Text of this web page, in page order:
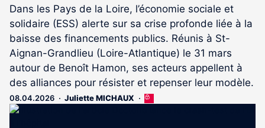
Dans les Pays de la Loire, l’économie sociale et
solidaire (ESS) alerte sur sa crise profonde liée à la
baisse des financements publics. Réunis à St-
Aignan-Grandlieu (Loire-Atlantique) le 31 mars
autour de Benoît Hamon, ses acteurs appellent à
des alliances pour résister et repenser leur modèle.
08.04.2026 Juliette MICHAUX
Cet